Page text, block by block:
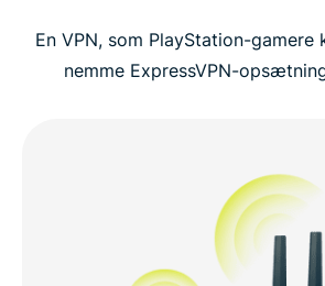
En VPN, som PlayStation-gamere
nemme ExpressVPN-